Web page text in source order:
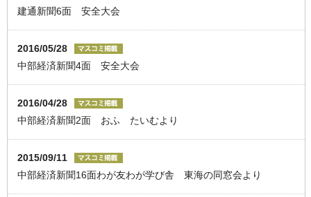
建通新聞6面 安全大会
2016/05/28
中部経済新聞4面 安全大会
2016/04/28
中部経済新聞2面 おふ たいむより
2015/09/11
中部経済新聞16面わが友わが学び舎 東海の同窓会より